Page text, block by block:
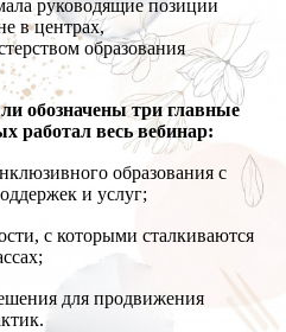
руководящие позиции
в центрах,
образования
обозначены три главные
работал весь вебинар:
образования с
и услуг;
с которыми сталкиваются
для продвижения